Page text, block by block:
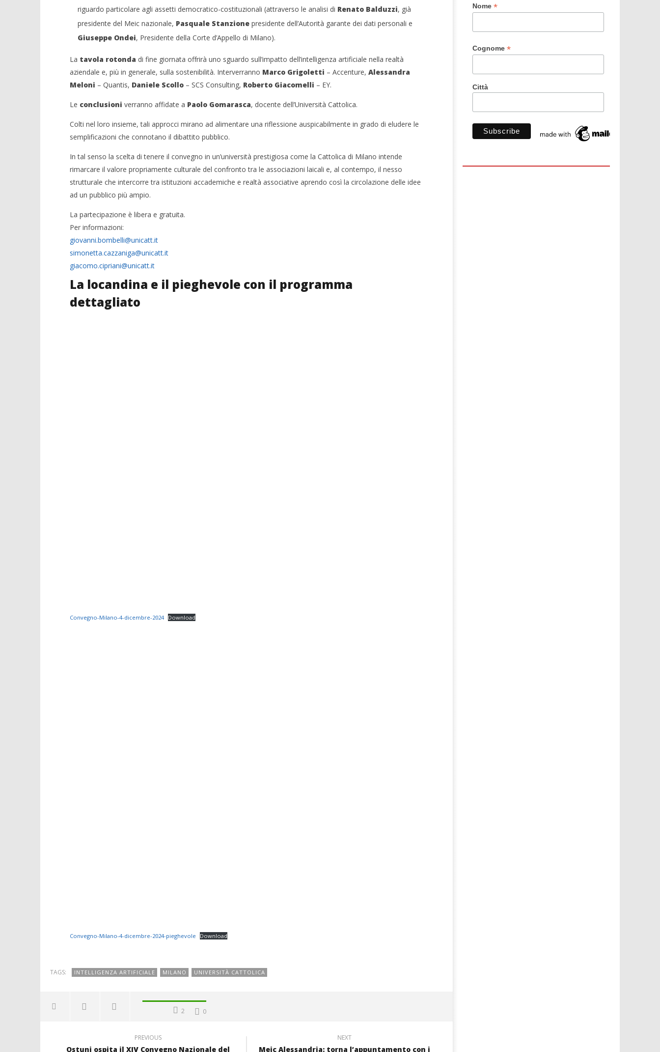
riguardo particolare agli assetti democratico-costituzionali (attraverso le analisi di Renato Balduzzi, già
presidente del Meic nazionale, Pasquale Stanzionepresidente dell’Autorità garante dei dati personali e
Giuseppe Ondei, Presidente della Corte d’Appello di Milano).
La tavola rotonda di fine giornata offrirà uno sguardo sull’impatto dell’intelligenza artificiale nella realtà
aziendale e, più in generale, sulla sostenibilità. Interverranno Marco Grigoletti – Accenture, Alessandra
Meloni – Quantis, Daniele Scollo– SCS Consulting, Roberto Giacomelli – EY.
Le conclusioni verranno affidate a Paolo Gomarasca, docente dell’Università Cattolica.
Colti nel loro insieme, tali approcci mirano ad alimentare una riflessione auspicabilmente in grado di eludere le
semplificazioni che connotano il dibattito pubblico.
In tal senso la scelta di tenere il convegno in un’università prestigiosa come la Cattolica di Milano intende
rimarcare il valore propriamente culturale del confronto tra le associazioni laicali e, al contempo, il nesso
strutturale che intercorre tra istituzioni accademiche e realtà associative aprendo così la circolazione delle idee
ad un pubblico più ampio.
La partecipazione è libera e gratuita.
Per informazioni:
giovanni.bombelli@unicatt.it
simonetta.cazzaniga@unicatt.it
giacomo.cipriani@unicatt.it
La locandina e il pieghevole con il programma
dettagliato
Convegno-Milano-4-dicembre-2024 Download
Convegno-Milano-4-dicembre-2024-pieghevole Download
TAGS: INTELLIGENZA ARTIFICIALE MILANO UNIVERSITÀ CATTOLICA
2 0
PREVIOUS
Ostuni ospita il XIV Convegno Nazionale del
NEXT
Meic Alessandria: torna l’appuntamento con i
Nome *
Cognome *
Città